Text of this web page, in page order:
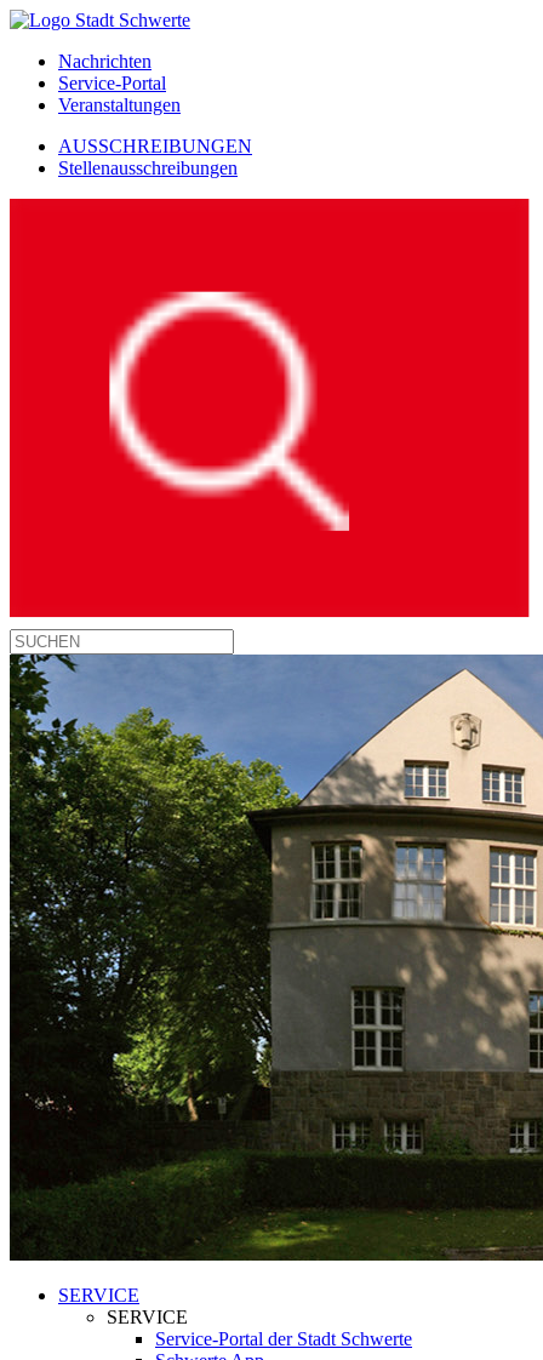
Nachrichten
Service-Portal
Veranstaltungen
AUSSCHREIBUNGEN
Stellenausschreibungen
SERVICE
SERVICE
Service-Portal der Stadt Schwerte